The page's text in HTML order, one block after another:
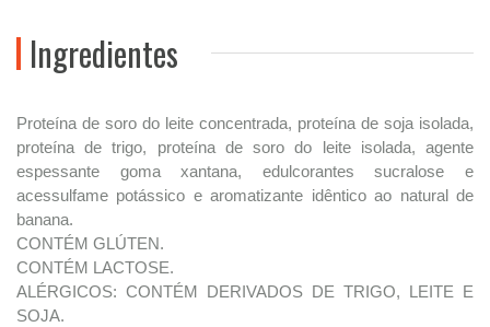
Ingredientes
Proteína de soro do leite concentrada, proteína de soja isolada,
proteína de trigo, proteína de soro do leite isolada, agente
espessante goma xantana, edulcorantes sucralose e
acessulfame potássico e aromatizante idêntico ao natural de
banana.
CONTÉM GLÚTEN.
CONTÉM LACTOSE.
ALÉRGICOS: CONTÉM DERIVADOS DE TRIGO, LEITE E
SOJA.